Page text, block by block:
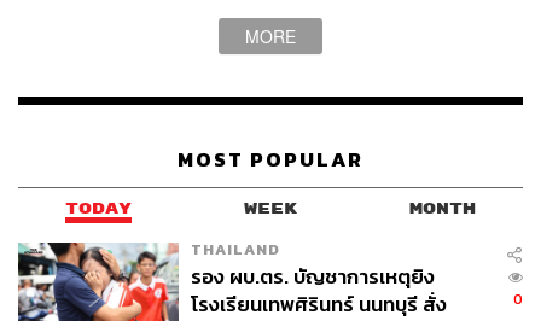
MORE
MOST POPULAR
TODAY WEEK MONTH
THAILAND
รอง ผบ.ตร. บัญชาการเหตุยิง
โรงเรียนเทพศิรินทร์ นนทบุรี สั่ง
0